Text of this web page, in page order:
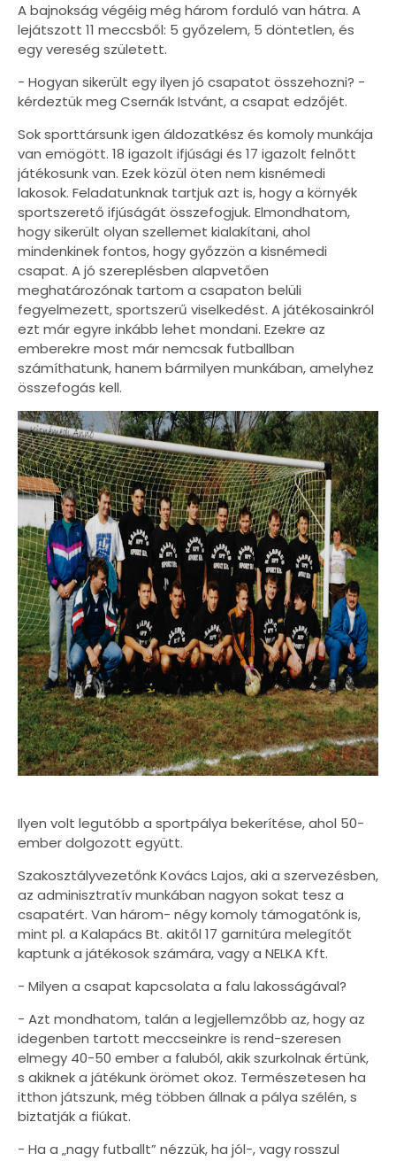
A bajnokság végéig még három forduló van hátra. A
lejátszott 11 meccsből: 5 győzelem, 5 döntetlen, és
egy vereség született.
- Hogyan sikerült egy ilyen jó csapatot összehozni? -
kérdeztük meg Csernák Istvánt, a csapat edzőjét.
Sok sporttársunk igen áldozatkész és komoly munkája
van emögött. 18 igazolt ifjúsági és 17 igazolt felnőtt
játékosunk van. Ezek közül öten nem kisnémedi
lakosok. Feladatunknak tartjuk azt is, hogy a környék
sportszerető ifjúságát összefogjuk. Elmondhatom,
hogy sikerült olyan szellemet kialakítani, ahol
mindenkinek fontos, hogy győzzön a kisnémedi
csapat. A jó szereplésben alapvetően
meghatározónak tartom a csapaton belüli
fegyelmezett, sportszerű viselkedést. A játékosainkról
ezt már egyre inkább lehet mondani. Ezekre az
emberekre most már nemcsak futballban
számíthatunk, hanem bármilyen munkában, amelyhez
összefogás kell.
Ilyen volt legutóbb a sportpálya bekerítése, ahol 50-
ember dolgozott együtt.
Szakosztályvezetőnk Kovács Lajos, aki a szervezésben,
az adminisztratív munkában nagyon sokat tesz a
csapatért. Van három- négy komoly támogatónk is,
mint pl. a Kalapács Bt. akitől 17 garnitúra melegítőt
kaptunk a játékosok számára, vagy a NELKA Kft.
- Milyen a csapat kapcsolata a falu lakosságával?
- Azt mondhatom, talán a legjellemzőbb az, hogy az
idegenben tartott meccseinkre is rend-szeresen
elmegy 40-50 ember a faluból, akik szurkolnak értünk,
s akiknek a játékunk örömet okoz. Természetesen ha
itthon játszunk, még többen állnak a pálya szélén, s
biztatják a fiúkat.
- Ha a „nagy futballt” nézzük, ha jól-, vagy rosszul